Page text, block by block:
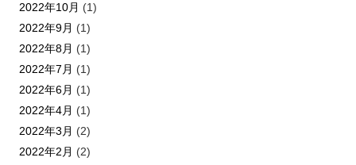
2022年10月 (1)
2022年9月 (1)
2022年8月 (1)
2022年7月 (1)
2022年6月 (1)
2022年4月 (1)
2022年3月 (2)
2022年2月 (2)